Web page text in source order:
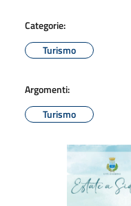
Categorie:
Turismo
Argomenti:
Turismo